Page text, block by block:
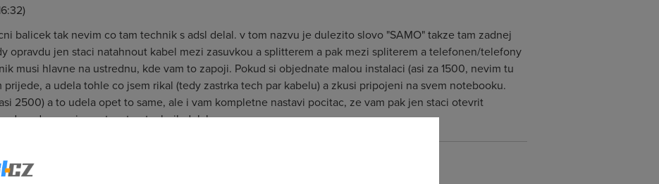
balicek tak nevim co tam technik s adsl delal. v tom nazvu je dulezito slovo "SAMO" takze tam zadnej
opravdu jen staci natahnout kabel mezi zasuvkou a splitterem a pak mezi spliterem a telefonen/telefony
musi hlavne na ustrednu, kde vam to zapoji. Pokud si objednate malou instalaci (asi za 1500, nevim tu
prijede, a udela tohle co jsem rikal (tedy zastrka tech par kabelu) a zkusi pripojeni na svem notebooku.
2500) a to udela opet to same, ale i vam kompletne nastavi pocitac, ze vam pak jen staci otevrit
nevim co tam ten technik delal.